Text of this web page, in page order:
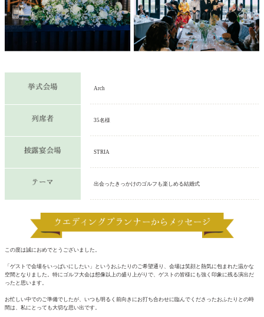
Arch
35名様
STRIA
出会ったきっかけのゴルフも楽しめる結婚式
この度は誠におめでとうございました。
「ゲストで会場をいっぱいにしたい」というおふたりのご希望通り、会場は笑顔と熱気に包まれた温かな
空間となりました。特にゴルフ大会は想像以上の盛り上がりで、ゲストの皆様にも強く印象に残る演出だ
ったと思います。
お忙しい中でのご準備でしたが、いつも明るく前向きにお打ち合わせに臨んでくださったおふたりとの時
間は、私にとっても大切な思い出です。